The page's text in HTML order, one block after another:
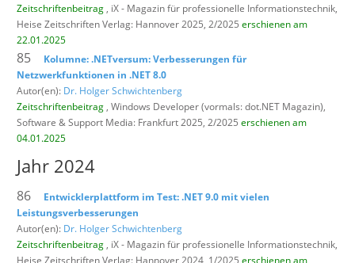
Zeitschriftenbeitrag , iX - Magazin für professionelle Informationstechnik,
Heise Zeitschriften Verlag: Hannover 2025, 2/2025 erschienen am
22.01.2025
85
Kolumne: .NETversum: Verbesserungen für
Netzwerkfunktionen in .NET 8.0
Autor(en): Dr. Holger Schwichtenberg
Zeitschriftenbeitrag , Windows Developer (vormals: dot.NET Magazin),
Software & Support Media: Frankfurt 2025, 2/2025 erschienen am
04.01.2025
Jahr 2024
86
Entwicklerplattform im Test: .NET 9.0 mit vielen
Leistungsverbesserungen
Autor(en): Dr. Holger Schwichtenberg
Zeitschriftenbeitrag , iX - Magazin für professionelle Informationstechnik,
Heise Zeitschriften Verlag: Hannover 2024, 1/2025 erschienen am